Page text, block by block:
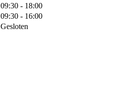
09:30 - 18:00
09:30 - 16:00
Gesloten